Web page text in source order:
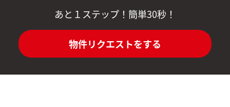
あと１ステップ！簡単30秒！
物件リクエストをする